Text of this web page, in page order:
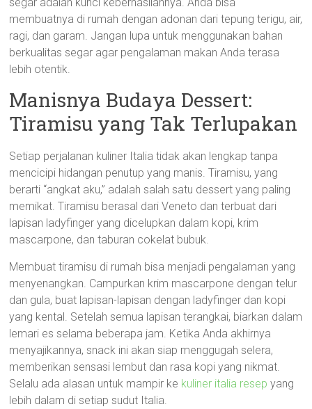
membuatnya di rumah dengan adonan dari tepung terigu, air,
ragi, dan garam. Jangan lupa untuk menggunakan bahan
berkualitas segar agar pengalaman makan Anda terasa
lebih otentik.
Manisnya Budaya Dessert:
Tiramisu yang Tak Terlupakan
Setiap perjalanan kuliner Italia tidak akan lengkap tanpa
mencicipi hidangan penutup yang manis. Tiramisu, yang
berarti “angkat aku,” adalah salah satu dessert yang paling
memikat. Tiramisu berasal dari Veneto dan terbuat dari
lapisan ladyfinger yang dicelupkan dalam kopi, krim
mascarpone, dan taburan cokelat bubuk.
Membuat tiramisu di rumah bisa menjadi pengalaman yang
menyenangkan. Campurkan krim mascarpone dengan telur
dan gula, buat lapisan-lapisan dengan ladyfinger dan kopi
yang kental. Setelah semua lapisan terangkai, biarkan dalam
lemari es selama beberapa jam. Ketika Anda akhirnya
menyajikannya, snack ini akan siap menggugah selera,
memberikan sensasi lembut dan rasa kopi yang nikmat.
Selalu ada alasan untuk mampir ke kuliner italia resep yang
lebih dalam di setiap sudut Italia.